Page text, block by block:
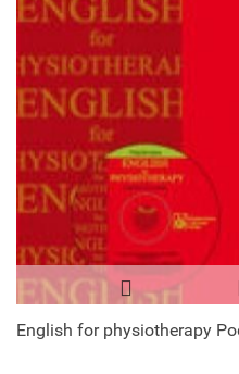
English for physiotherapy